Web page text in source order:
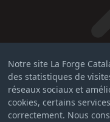
Notre site La Forge
des statistiques de
réseaux sociaux et
cookies, certains
correctement. Nous